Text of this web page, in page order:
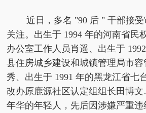
近日，多名 "90 后 " 干部接
关注。出生于 1994 年的河南省民
办公室工作人员肖遥、出生于
县住房城乡建设和城镇管理局市
秀、出生于 1991 年的黑龙江省七
改办原鹿源社区认定组组长田博
年华的年轻人，先后因涉嫌严重违